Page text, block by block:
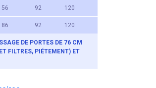
DE PORTES DE 76 CM
FILTRES, PIÉTEMENT) ET
92 120
92 120